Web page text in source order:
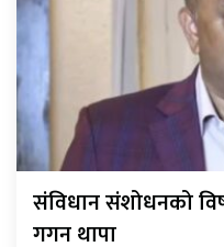
संविधान संशोधनको
गगन थापा